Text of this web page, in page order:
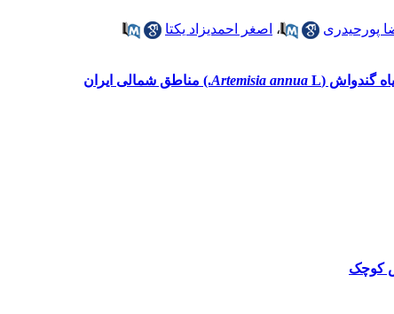
پورحیدری ، اصغر احمدیزاد یکتا
Artemisia annua L.) مناطق شمالی ایران
کوچک